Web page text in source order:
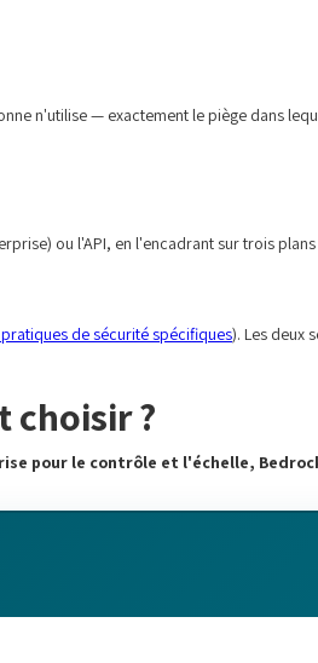
n'utilise — exactement le piège dans
ou l'API, en l'encadrant sur trois
de sécurité spécifiques). Les deux
choisir ?
pour le contrôle et l'échelle,